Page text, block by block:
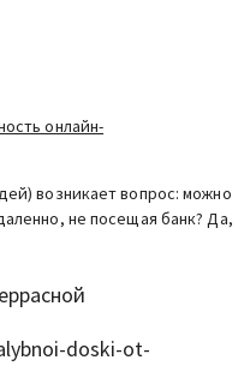
онлайн-
возникает вопрос: можно
не посещая банк? Да,
doski-ot-